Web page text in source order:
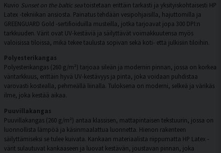
Kuvio Sunset on the baltic seatoistetaan erittäin tarkasti ja yksityiskohtaisesti HP
Latex -tekniikan ansiosta. Painatus tehdään vesipohjaisilla, hajuttomilla ja
GREENGUARD Gold -sertifioiduilla musteilla, jotka tarjoavat jopa 300 DPI:n
tarkkuuden. Värit ovat UV-kestäviä ja säilyttävät voimakkuutensa myös
valoisissa tiloissa, mikä tekee taulusta sopivan sekä koti- että julkisiin tiloihin.
Polyesterikangas
Polyesterikangas (260 g/m²) tarjoaa sileän ja modernin pinnan, jossa on korkea
väritarkkuus, erittäin hyvä UV-kestävyys ja pinta, joka voidaan puhdistaa
varovasti kostealla, pehmeällä liinalla. Tuloksena on moderni, selkeä ja värikäs
ilme, joka kestää aikaa.
Puuvillakangas
Puuvillakangas (260 g/m²) antaa klassisen, mattapintaisen tekstuurin, jossa on
luonnollista lämpöä ja käsinmaalattua luonnetta. Hienon rakenteen
säilyttämiseksi se tulee kuivata. Kankaan materiaalista riippumatta HP Latex -
värit sulautuvat kankaaseen ja luovat kestävän, joustavan pinnan, joka